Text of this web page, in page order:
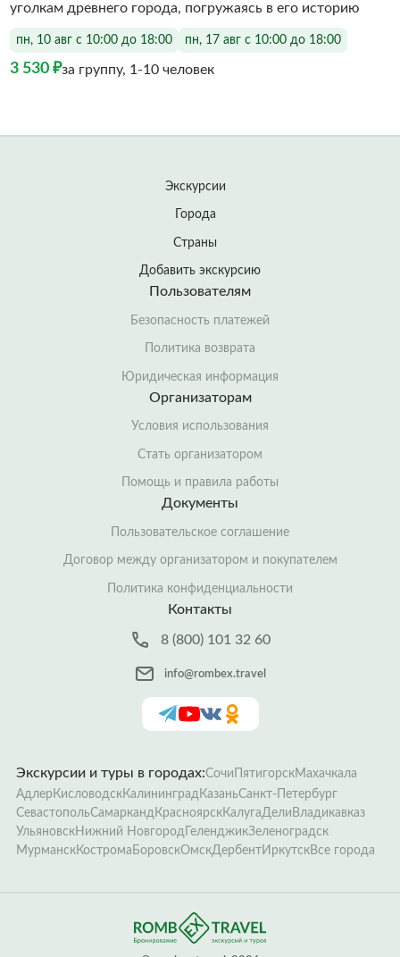
уголкам древнего города, погружаясь в его историю
пн, 10 авг с 10:00 до 18:00 пн, 17 авг с 10:00 до 18:00
3 530 ₽за группу, 1-10 человек
Экскурсии
Города
Страны
Добавить экскурсию
Пользователям
Безопасность платежей
Политика возврата
Юридическая информация
Организаторам
Условия использования
Стать организатором
Помощь и правила работы
Документы
Пользовательское соглашение
Договор между организатором и покупателем
Политика конфиденциальности
Контакты
8 (800) 101 32 60
info@rombex.travel
Экскурсии и туры в городах:Сочи ПятигорскМахачкала
Адлер КисловодскКалининградКазаньСанкт-Петербург
СевастопольСамаркандКрасноярскКалугаДели Владикавказ
УльяновскНижний НовгородГеленджикЗеленоградск
МурманскКострома БоровскОмскДербентИркутскВсе города